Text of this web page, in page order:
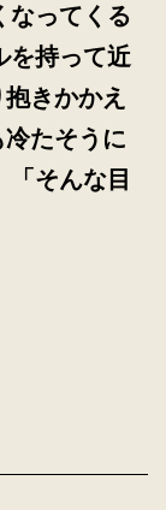
なってくる
を持って近
きかかえ
たそうに
「そんな目